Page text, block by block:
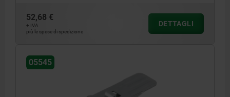
52,68 €
+ IVA
più le spese di spedizione
DETTAGLI
05545